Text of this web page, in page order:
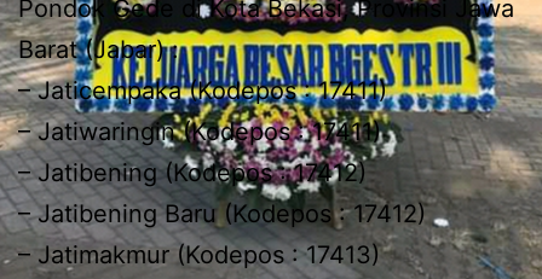
Pondok Gede di Kota Bekasi, Provinsi Jawa
Barat (Jabar) :
– Jaticempaka (Kodepos : 17411)
– Jatiwaringin (Kodepos : 17411)
– Jatibening (Kodepos : 17412)
– Jatibening Baru (Kodepos : 17412)
– Jatimakmur (Kodepos : 17413)